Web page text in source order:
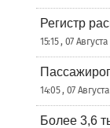
Регистр
15:15 , 07
14:05 , 07
Более 3,6